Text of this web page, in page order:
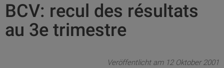
BCV: recul des résultats
au 3e trimestre
Veröffentlicht am 12 Oktober 2001